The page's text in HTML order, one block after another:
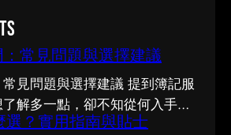
常見問題與選擇建議
見問題與選擇建議 提到簿記服
解多一點，卻不知從何入手。
真假難辨。以下整理了幾個值
選？實用指南與貼士